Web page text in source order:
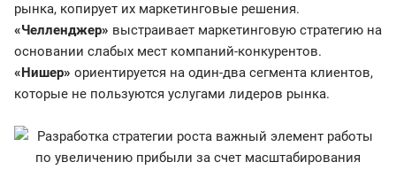
рынка, копирует их маркетинговые решения.
«Челленджер» выстраивает маркетинговую стратегию на
основании слабых мест компаний-конкурентов.
«Нишер» ориентируется на один-два сегмента клиентов,
которые не пользуются услугами лидеров рынка.